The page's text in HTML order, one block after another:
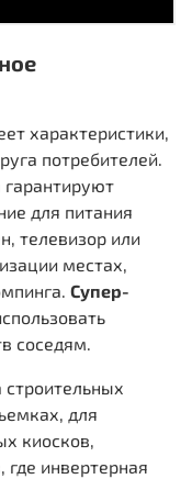
характеристики,
потребителей.
гарантируют
для питания
телевизор или
местах,
Супер-
соседям.
для
киосков,
инвертерная